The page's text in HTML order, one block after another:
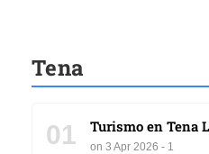
Tena
01 Turismo en Tena
on 3 Apr 2026 - 1